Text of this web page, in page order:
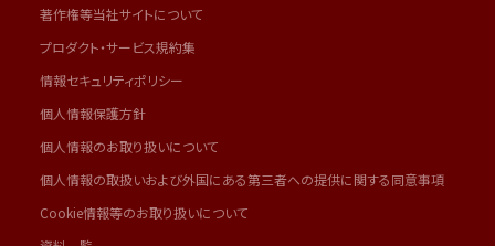
著作権等当社サイトについて
プロダクト・サービス規約集
情報セキュリティポリシー
個人情報保護方針
個人情報のお取り扱いについて
個人情報の取扱いおよび外国にある第三者への提供に関する同意事項
Cookie情報等のお取り扱いについて